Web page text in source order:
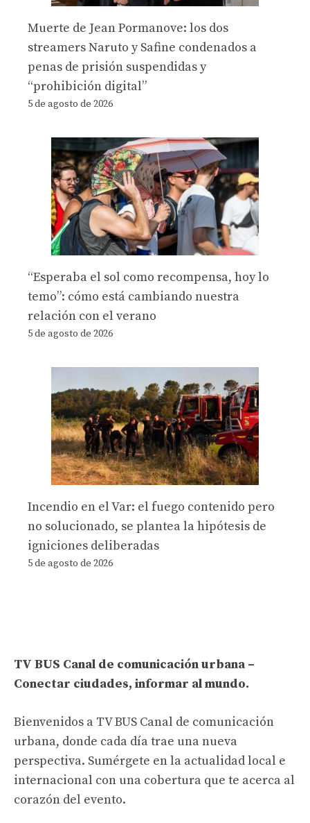
Muerte de Jean Pormanove: los dos
streamers Naruto y Safine condenados a
penas de prisión suspendidas y
“prohibición digital”
5 de agosto de 2026
“Esperaba el sol como recompensa, hoy lo
temo”: cómo está cambiando nuestra
relación con el verano
5 de agosto de 2026
Incendio en el Var: el fuego contenido pero
no solucionado, se plantea la hipótesis de
igniciones deliberadas
5 de agosto de 2026
TV BUS Canal de comunicación urbana –
Conectar ciudades, informar al mundo.
Bienvenidos a TV BUS Canal de comunicación
urbana, donde cada día trae una nueva
perspectiva. Sumérgete en la actualidad local e
internacional con una cobertura que te acerca al
corazón del evento.